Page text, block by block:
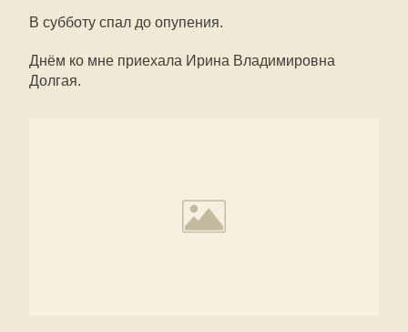
В субботу спал до опупения.
Днём ко мне приехала Ирина Владимировна
Долгая.